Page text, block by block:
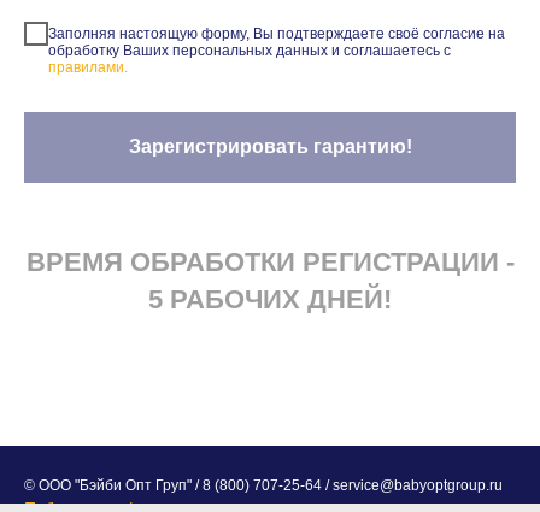
Заполняя настоящую форму, Вы подтверждаете своё согласие на
обработку Ваших персональных данных и соглашаетесь с
правилами.
Зарегистрировать гарантию!
ВРЕМЯ ОБРАБОТКИ РЕГИСТРАЦИИ -
5 РАБОЧИХ ДНЕЙ!
© ООО "Бэйби Опт Груп" /8 (800) 707-25-64 / service@babyoptgroup.ru